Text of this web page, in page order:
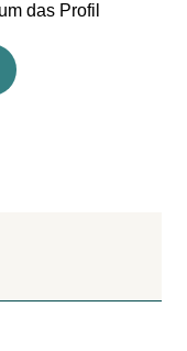
das Profil